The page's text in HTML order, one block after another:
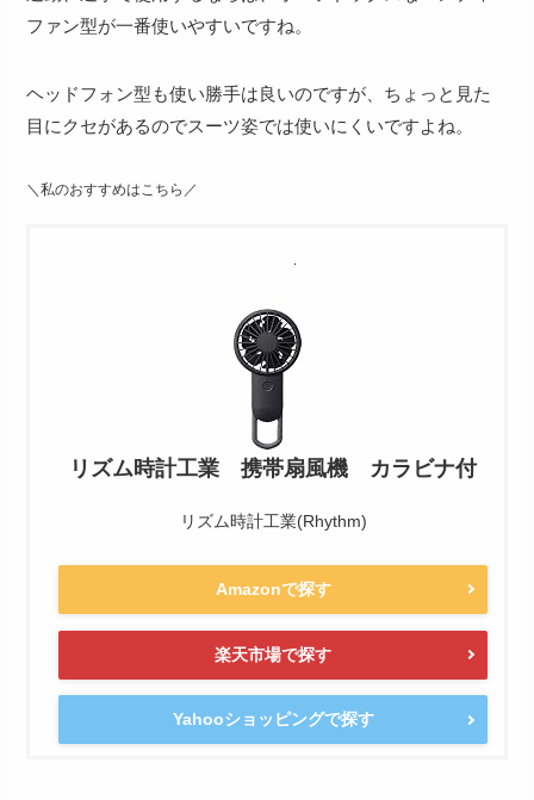
ファン型が一番使いやすいですね。
ヘッドフォン型も使い勝手は良いのですが、ちょっと見た
目にクセがあるのでスーツ姿では使いにくいですよね。
＼私のおすすめはこちら／
リズム時計工業 携帯扇風機 カラビナ付
リズム時計工業(Rhythm)
Amazonで探す
楽天市場で探す
Yahooショッピングで探す